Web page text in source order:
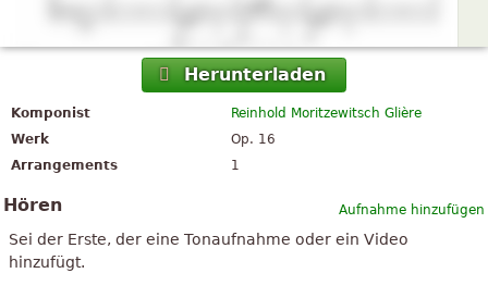
Herunterladen
Komponist
Reinhold Moritzewitsch Glière
Werk
Op. 16
Arrangements
1
Aufnahme hinzufügen
Hören
Sei der Erste, der eine Tonaufnahme oder ein Video
hinzufügt.